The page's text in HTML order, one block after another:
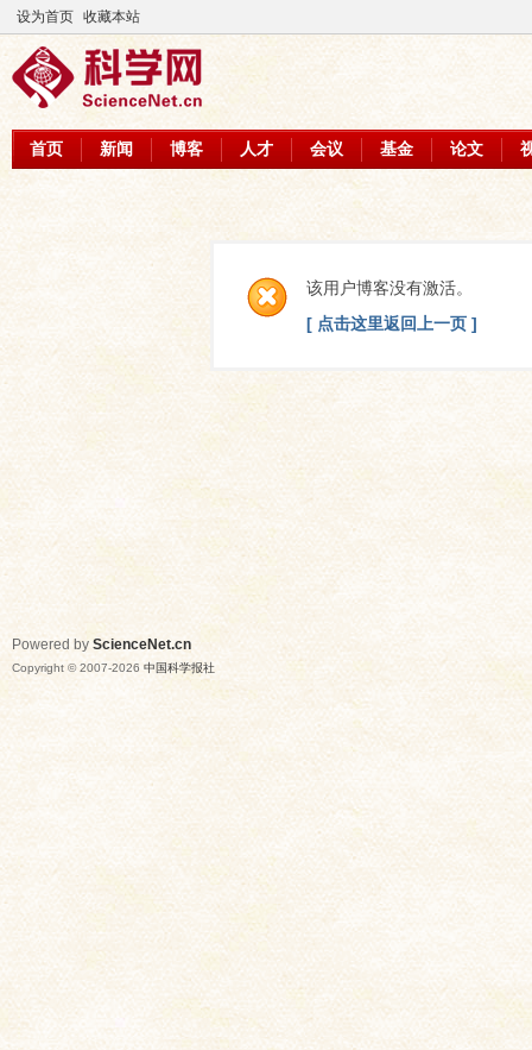
设为首页 收藏本站
首页 新闻 博客 人才 会议 基金 论文
该用户博客没有激活。
[ 点击这里返回上一页 ]
Powered by ScienceNet.cn
Copyright © 2007-2026 中国科学报社